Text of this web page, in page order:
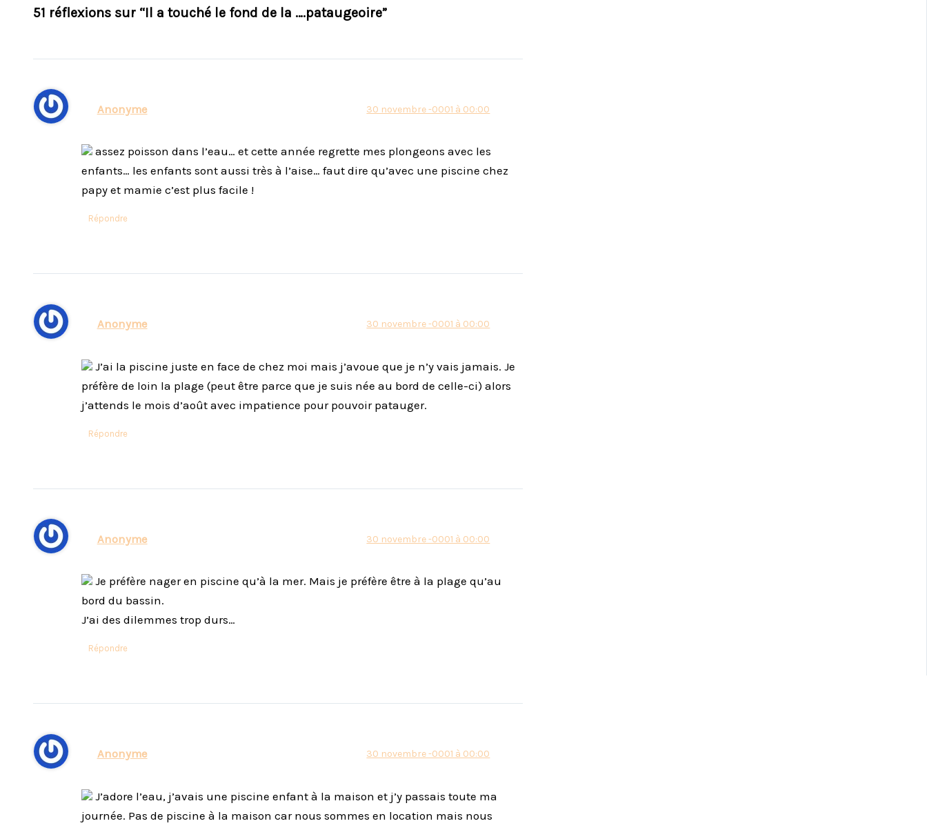
51 réflexions sur “Il a touché le fond de la ….pataugeoire”
Anonyme 30 novembre -0001 à 00:00
assez poisson dans l’eau… et cette année regrette mes plongeons avec les
enfants… les enfants sont aussi très à l’aise… faut dire qu’avec une piscine chez
papy et mamie c’est plus facile !
Répondre
Anonyme 30 novembre -0001 à 00:00
J’ai la piscine juste en face de chez moi mais j’avoue que je n’y vais jamais. Je
préfère de loin la plage (peut être parce que je suis née au bord de celle-ci) alors
j’attends le mois d’août avec impatience pour pouvoir patauger.
Répondre
Anonyme 30 novembre -0001 à 00:00
Je préfère nager en piscine qu’à la mer. Mais je préfère être à la plage qu’au
bord du bassin.
J’ai des dilemmes trop durs…
Répondre
Anonyme 30 novembre -0001 à 00:00
J’adore l’eau, j’avais une piscine enfant à la maison et j’y passais toute ma
journée. Pas de piscine à la maison car nous sommes en location mais nous